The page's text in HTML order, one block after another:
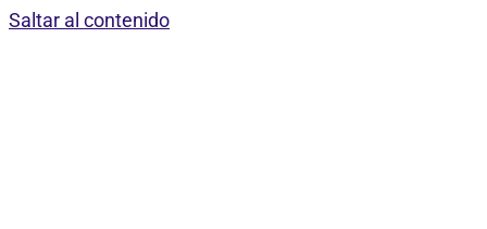
Saltar al contenido